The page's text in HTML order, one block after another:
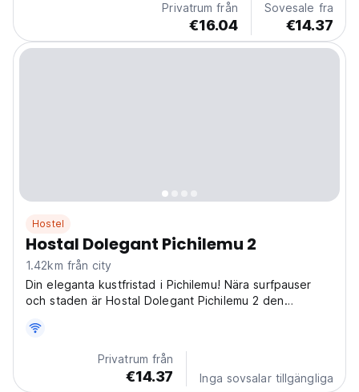
Privatrum från
€16.04
Sovesale fra
€14.37
Hostel
Hostal Dolegant Pichilemu 2
1.42km från city
Din eleganta kustfristad i Pichilemu! Nära surfpauser
och staden är Hostal Dolegant Pichilemu 2 den
surfparadis. (Auto-translated from original language)
Privatrum från
€14.37 Inga sovsalar tillgängliga